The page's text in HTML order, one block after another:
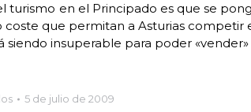
en el Principado es que se
que permitan a Asturias
siendo insuperable para poder «vender»
5 de julio de 2009